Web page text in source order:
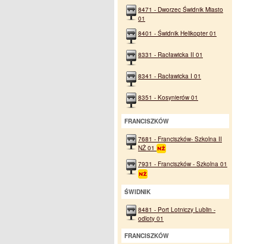
8471 - Dworzec Świdnik Miasto
01
8401 - Świdnik Helikopter 01
8331 - Racławicka II 01
8341 - Racławicka I 01
8351 - Kosynierów 01
FRANCISZKÓW
7681 - Franciszków- Szkolna II
NŻ 01
7931 - Franciszków - Szkolna 01
ŚWIDNIK
8481 - Port Lotniczy Lublin -
odloty 01
FRANCISZKÓW